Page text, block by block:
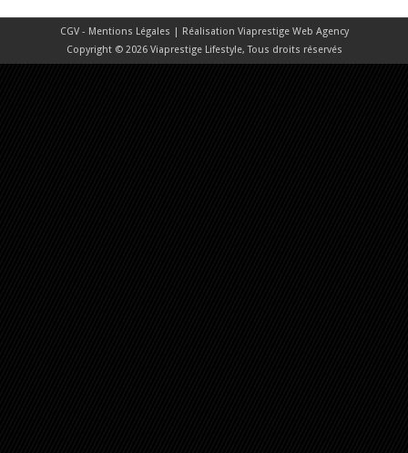
CGV - Mentions Légales | Réalisation Viaprestige Web Agency
Copyright © 2026 Viaprestige Lifestyle, Tous droits réservés